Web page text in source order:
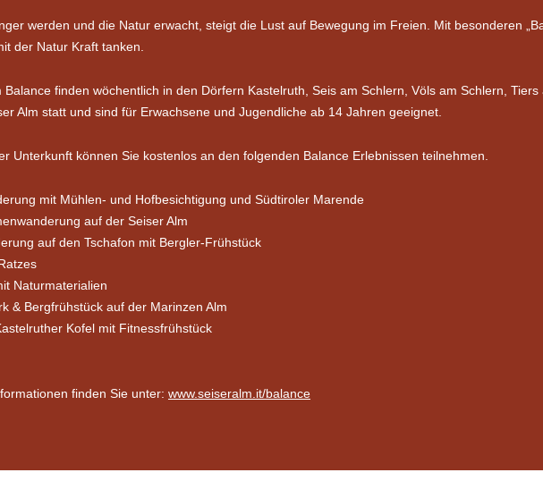
werden und die Natur erwacht, steigt die Lust auf Bewegung im Freien. Mit besonderen
der Natur Kraft tanken.
Balance finden wöchentlich in den Dörfern Kastelruth, Seis am Schlern, Völs am Schlern, Tiers
Alm statt und sind für Erwachsene und Jugendliche ab 14 Jahren geeignet.
Unterkunft können Sie kostenlos an den folgenden Balance Erlebnissen teilnehmen.
mit Mühlen- und Hofbesichtigung und Südtiroler Marende
auf der Seiser Alm
auf den Tschafon mit Bergler-Frühstück
Naturmaterialien
& Bergfrühstück auf der Marinzen Alm
Kofel mit Fitnessfrühstück
finden Sie unter: www.seiseralm.it/balance